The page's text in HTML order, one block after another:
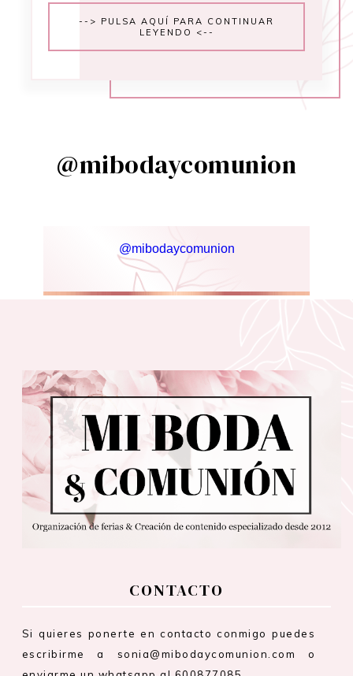
--> PULSA AQUÍ PARA CONTINUAR
LEYENDO <--
@mibodaycomunion
@mibodaycomunion
CONTACTO
Si quieres ponerte en contacto conmigo puedes
escribirme a sonia@mibodaycomunion.com o